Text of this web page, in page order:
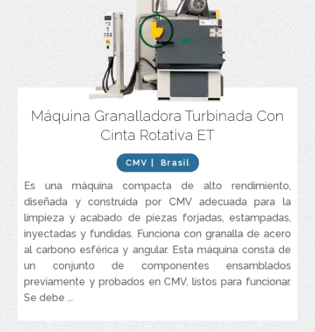
Máquina Granalladora Turbinada Con
Cinta Rotativa ET
CMV | Brasil
Es una máquina compacta de alto rendimiento,
diseñada y construida por CMV adecuada para la
limpieza y acabado de piezas forjadas, estampadas,
inyectadas y fundidas. Funciona con granalla de acero
al carbono esférica y angular. Esta máquina consta de
un conjunto de componentes ensamblados
previamente y probados en CMV, listos para funcionar.
Se debe ...
Funciona con granalla de acero al carbono esférica y angular.
Ciclo de producción rápido